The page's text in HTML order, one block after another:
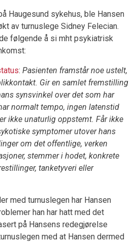
Haugesund sykehus, ble Hansen
av turnuslege Sidney Felecian.
følgende å si mht psykiatrisk
: Pasienten framstår noe ustelt,
Gir en samlet fremstilling
synsvinkel over det som har
normalt tempo, ingen latenstid
ikke unaturlig oppstemt. Får ikke
symptomer utover hans
om det offentlige, verken
stemmer i hodet, konkrete
tanketyveri eller
med turnuslegen har Hansen
han har hatt med det
på Hansens redegjørelse
med at Hansen dermed